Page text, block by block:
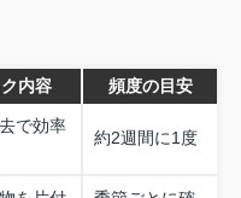
内容 頻度の目安
で効率
約2週間に1度